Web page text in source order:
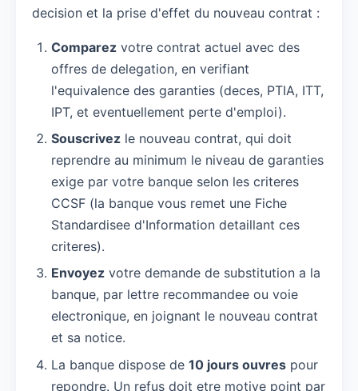
decision et la prise d'effet du nouveau contrat :
Comparez votre contrat actuel avec des
offres de delegation, en verifiant
l'equivalence des garanties (deces, PTIA, ITT,
IPT, et eventuellement perte d'emploi).
Souscrivez le nouveau contrat, qui doit
reprendre au minimum le niveau de garanties
exige par votre banque selon les criteres
CCSF (la banque vous remet une Fiche
Standardisee d'Information detaillant ces
criteres).
Envoyez votre demande de substitution a la
banque, par lettre recommandee ou voie
electronique, en joignant le nouveau contrat
et sa notice.
La banque dispose de 10 jours ouvres pour
repondre. Un refus doit etre motive point par